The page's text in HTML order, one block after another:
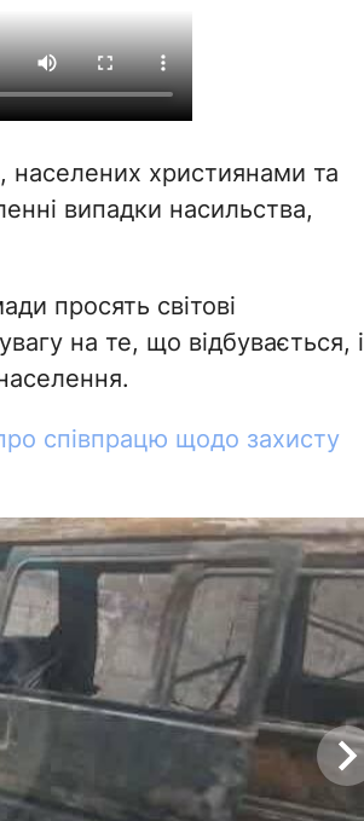
населених християнами та
випадки насильства,
просять світові
на те, що відбувається, і
співпрацю щодо захисту